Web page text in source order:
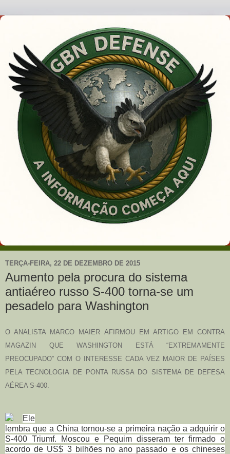
TERÇA-FEIRA, 22 DE DEZEMBRO DE 2015
Aumento pela procura do sistema
antiaéreo russo S-400 torna-se um
pesadelo para Washington
O ANALISTA MARCO MAIER AFIRMOU EM ARTIGO EM CONTRA
MAGAZIN QUE WASHINGTON ESTÁ “EXTREMAMENTE
PREOCUPADO” COM O INTERESSE CADA VEZ MAIOR DE PAÍSES
PELA TECNOLOGIA DE PONTA RUSSA DO SISTEMA DE DEFESA
AÉREA S-400.
Ele
lembra que a China tornou-se a primeira nação a adquirir o
S-400 Triumf. Moscou e Pequim disseram ter firmado o
acordo de US$ 3 bilhões no ano passado e os chineses